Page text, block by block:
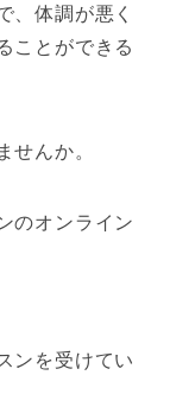
、体調が悪く
ことができる
せんか。
のオンライン
ンを受けてい